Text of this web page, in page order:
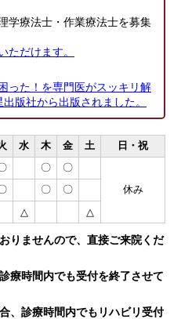
学療法士・作業療法士を募集
ただけます。
った！を専門医がスッキリ解
版社から出版されました。
水 木 金 土
日・祝
〇
〇
休み
〇
〇
△ △
りませんので、直接ご来院くだ
療時間内でも受付を終了させて
、診療時間内でもリハビリ受付